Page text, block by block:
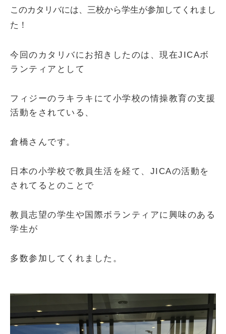
このカタリバには、三校から学生が参加してくれまし
た！
今回のカタリバにお招きしたのは、現在JICAボ
ランティアとして
フィジーのラキラキにて小学校の情操教育の支援
活動をされている、
倉橋さんです。
日本の小学校で教員生活を経て、JICAの活動を
されてるとのことで
教員志望の学生や国際ボランティアに興味のある
学生が
多数参加してくれました。